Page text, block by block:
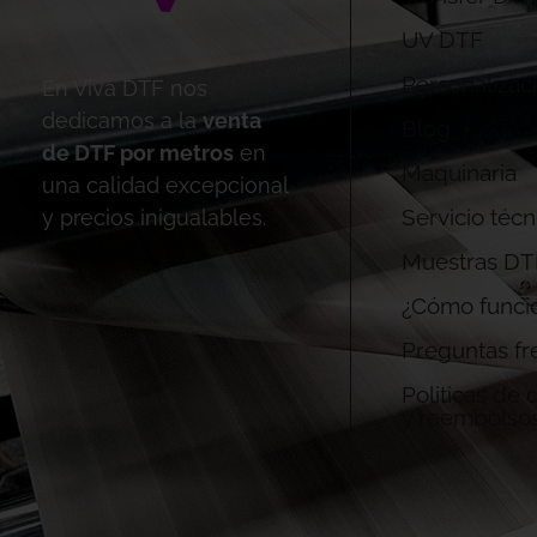
En Viva DTF nos
dedicamos a la venta
de DTF por metros en
una calidad excepcional
y precios inigualables.
UV DTF
Maquinaria
Servicio
Muestras
¿Cómo
Preguntas
Politicas de